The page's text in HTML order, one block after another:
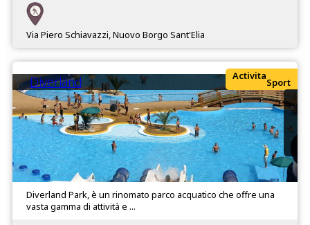
Via Piero Schiavazzi, Nuovo Borgo Sant'Elia
Diverland
Diverland Park, è un rinomato parco acquatico che offre una
vasta gamma di attività e ...
Activita
Sport